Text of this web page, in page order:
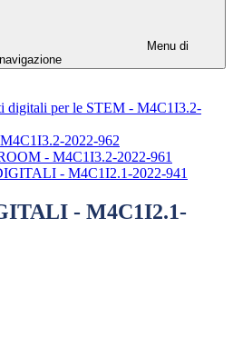
Menu di
navigazione
digitali per le STEM - M4C1I3.2-
2022-962
- M4C1I3.2-2022-961
- M4C1I2.1-2022-941
- M4C1I2.1-